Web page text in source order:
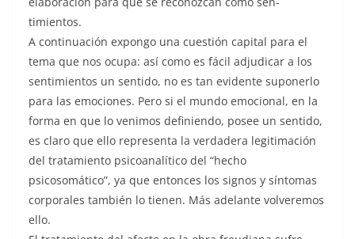
timientos.
A continuación expongo una cuestión capital para el
tema que nos ocupa: así como es fácil adjudicar a los
sentimientos un sentido, no es tan evidente suponerlo
para las emociones. Pero si el mundo emocional, en la
forma en que lo venimos definiendo, posee un sentido,
es claro que ello representa la verdadera legitimación
del tratamiento psicoanalítico del “hecho
psicosomático”, ya que entonces los signos y síntomas
corporales también lo tienen. Más adelante volveremos
ello.